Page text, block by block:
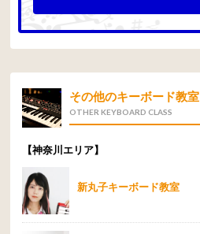
その他のキーボード教室
OTHER KEYBOARD CLASS
【神奈川エリア】
新丸子キーボード教室